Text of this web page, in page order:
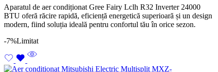
a
fost:
6.067,79 lei.
este:
5.460,98
Aparatul de aer condiționat Gree Fairy Lclh R32 Inverter 24000
BTU oferă răcire rapidă, eficiență energetică superioară și un design
modern, fiind soluția ideală pentru confortul tău în orice sezon.
-7%Limitat